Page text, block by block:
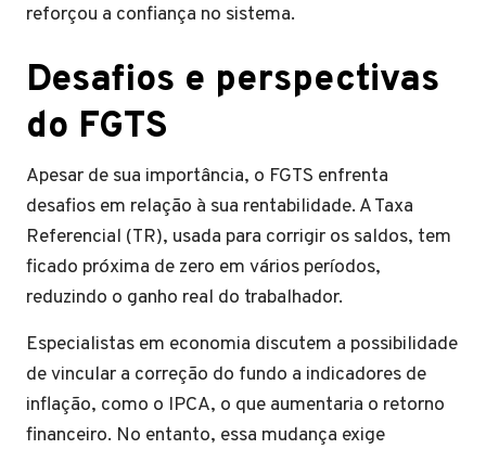
reforçou a confiança no sistema.
Desafios e perspectivas
do FGTS
Apesar de sua importância, o FGTS enfrenta
desafios em relação à sua rentabilidade. A Taxa
Referencial (TR), usada para corrigir os saldos, tem
ficado próxima de zero em vários períodos,
reduzindo o ganho real do trabalhador.
Especialistas em economia discutem a possibilidade
de vincular a correção do fundo a indicadores de
inflação, como o IPCA, o que aumentaria o retorno
financeiro. No entanto, essa mudança exige